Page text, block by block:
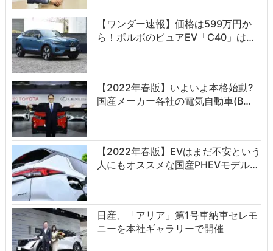
【ワンダー速報】価格は599万円か
ら！ボルボのピュアEV「C40」は…
【2022年春版】いよいよ本格始動?
国産メーカー各社の電気自動車(B…
【2022年春版】EVはまだ不安という
人にもオススメな国産PHEVモデル…
日産、「アリア」第1号車納車セレモ
ニーを本社ギャラリーで開催